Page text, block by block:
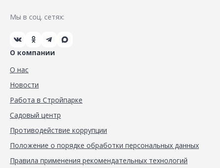
Мы в соц. сетях:
О компании
О нас
Новости
Работа в Стройпарке
Садовый центр
Противодействие коррупции
Положение о порядке обработки персональных данных
Правила применения рекомендательных технологий